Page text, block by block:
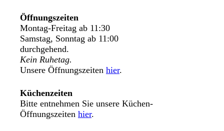
Öffnungszeiten
Montag-Freitag ab 11:30
Samstag, Sonntag ab 11:00
durchgehend.
Kein Ruhetag.
Unsere Öffnungszeiten hier.
Küchenzeiten
Bitte entnehmen Sie unsere Küchen-
Öffnungszeiten hier.